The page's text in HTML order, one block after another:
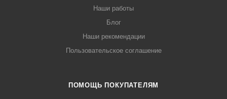
Наши работы
Блог
Наши рекомендации
Пользовательское соглашение
ПОМОЩЬ ПОКУПАТЕЛЯМ